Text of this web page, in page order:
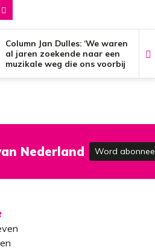
Column Jan Dulles: ‘We waren
al jaren zoekende naar een
muzikale weg die ons voorbij
Nederland Word abonnee